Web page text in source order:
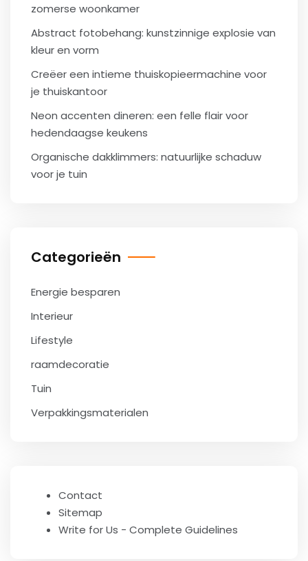
zomerse woonkamer
Abstract fotobehang: kunstzinnige explosie van
kleur en vorm
Creëer een intieme thuiskopieermachine voor
je thuiskantoor
Neon accenten dineren: een felle flair voor
hedendaagse keukens
Organische dakklimmers: natuurlijke schaduw
voor je tuin
Categorieën
Energie besparen
Interieur
Lifestyle
raamdecoratie
Tuin
Verpakkingsmaterialen
Contact
Sitemap
Write for Us - Complete Guidelines